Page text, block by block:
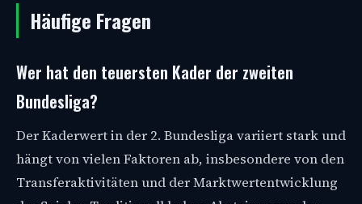
Häufige Fragen
Wer hat den teuersten Kader der zweiten
Bundesliga?
Der Kaderwert in der 2. Bundesliga variiert stark und
hängt von vielen Faktoren ab, insbesondere von den
Transferaktivitäten und der Marktwertentwicklung